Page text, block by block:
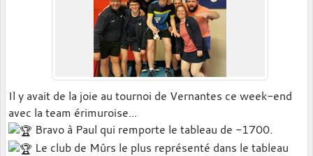
Il y avait de la joie au tournoi de Vernantes ce week-end
avec la team érimuroise...
Bravo à Paul qui remporte le tableau de -1700.
Le club de Mûrs le plus représenté dans le tableau